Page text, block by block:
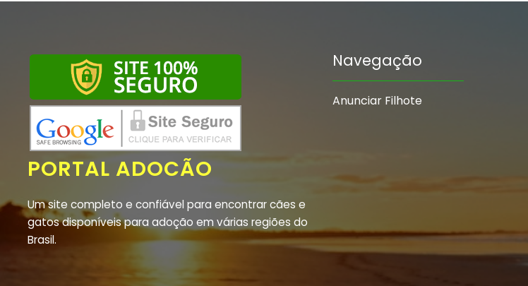
PORTAL ADOCÃO
Um site completo e confiável para encontrar cães e
gatos disponíveis para adoção em várias regiões do
Brasil.
Navegação
Anunciar Filhote